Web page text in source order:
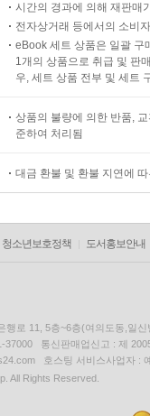
시간의 경과에 의해 재판매
전자상거래 등에서의 소비
eBook 세트 상품은 일괄 구
1개의 상품으로 취급 및 판
우, 세트 상품 전부 및 세트
상품의 불량에 의한 반품,
준하여 처리됨
대금 환불 및 환불 지연에
청소년보호정책 도서홍보안내
행로 11, 5층~6층(여의도동,일신
37000 통신판매업신고 : 제
호스팅 서비스사업자 :
All Rights Reserved.